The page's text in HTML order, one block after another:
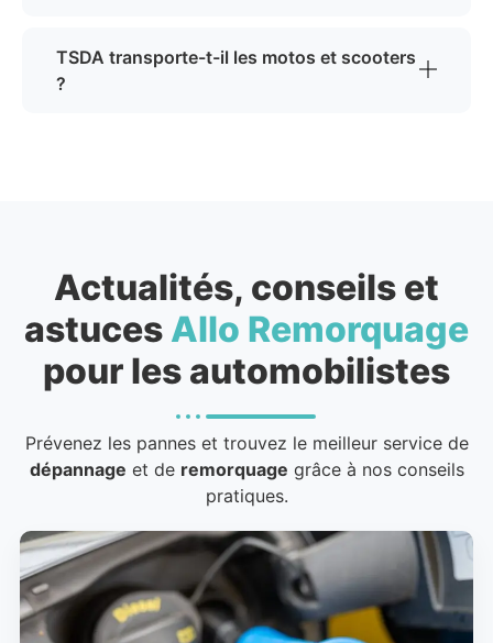
TSDA transporte-t-il les motos et scooters
?
Actualités, conseils et
astuces Allo Remorquage
pour les automobilistes
Prévenez les pannes et trouvez le meilleur service de
dépannage et de remorquage grâce à nos conseils
pratiques.